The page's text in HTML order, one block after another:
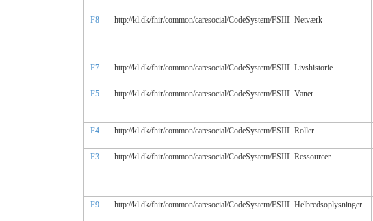
F8 http://kl.dk/fhir/common/caresocial/CodeSystem/FSIII Netværk
F7 http://kl.dk/fhir/common/caresocial/CodeSystem/FSIII Livshistorie
F5 http://kl.dk/fhir/common/caresocial/CodeSystem/FSIII Vaner
F4 http://kl.dk/fhir/common/caresocial/CodeSystem/FSIII Roller
F3 http://kl.dk/fhir/common/caresocial/CodeSystem/FSIII Ressourcer
F9 http://kl.dk/fhir/common/caresocial/CodeSystem/FSIII Helbredsoplysninger